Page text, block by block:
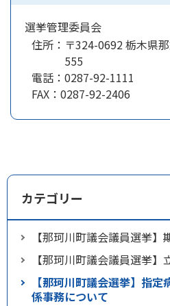
選挙管理委員会
住所： 〒324-0692 栃木県
555
電話： 0287-92-1111
FAX： 0287-92-2406
カテゴリー
【那珂川町議会議員選挙
【那珂川町議会議員選挙
【那珂川町議会選挙】指
係事務について